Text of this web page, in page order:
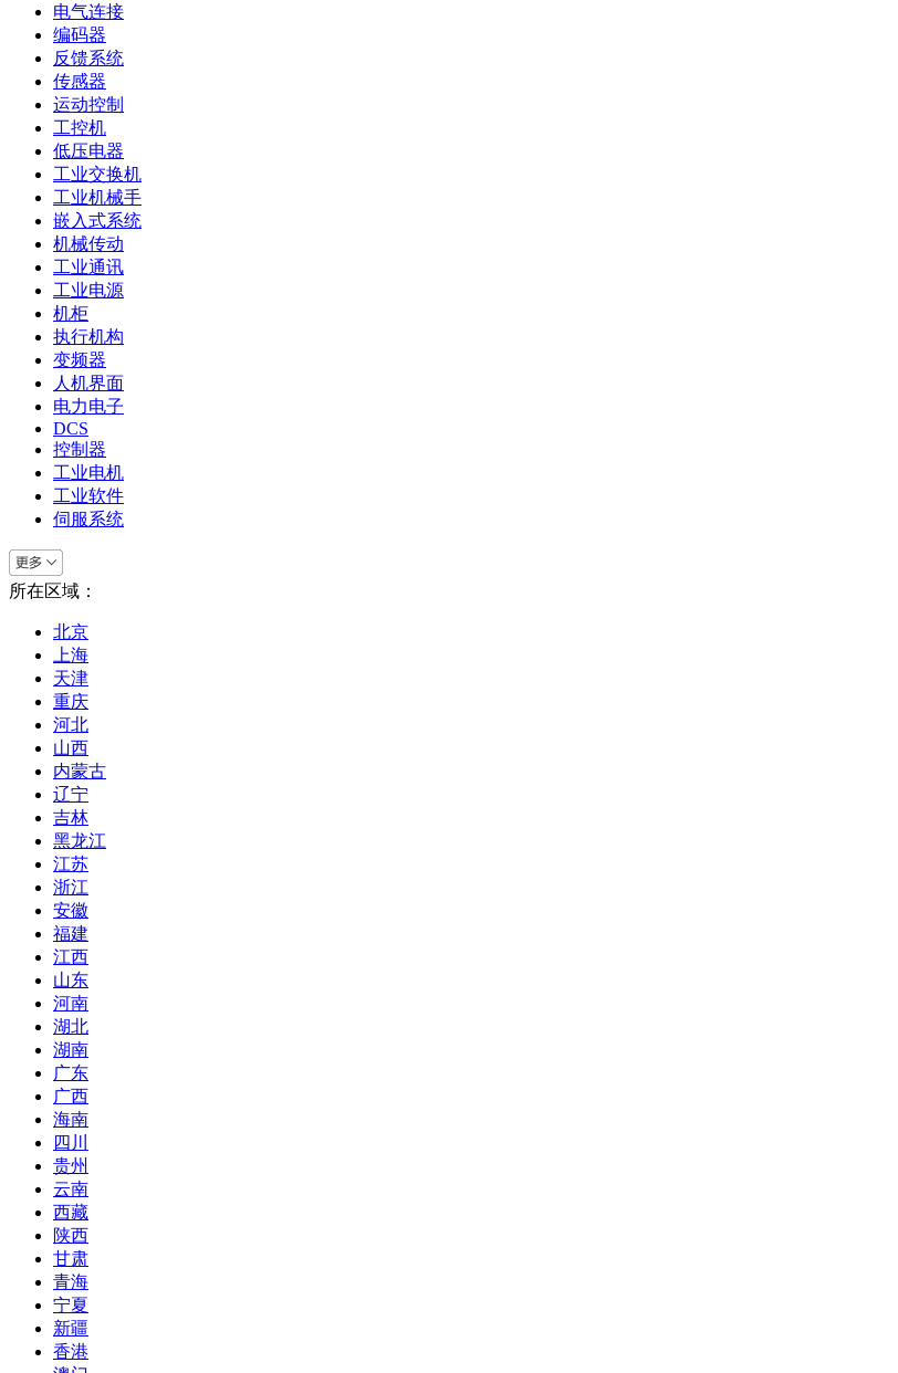
电气连接
编码器
反馈系统
传感器
运动控制
工控机
低压电器
工业交换机
工业机械手
嵌入式系统
机械传动
工业通讯
工业电源
机柜
执行机构
变频器
人机界面
电力电子
DCS
控制器
工业电机
工业软件
伺服系统
所在区域：
北京
上海
天津
重庆
河北
山西
内蒙古
辽宁
吉林
黑龙江
江苏
浙江
安徽
福建
江西
山东
河南
湖北
湖南
广东
广西
海南
四川
贵州
云南
西藏
陕西
甘肃
青海
宁夏
新疆
香港